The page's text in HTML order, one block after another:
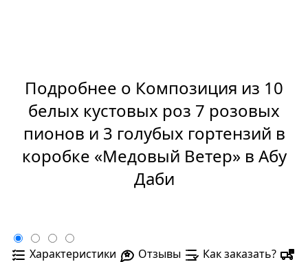
Подробнее о Композиция из 10
белых кустовых роз 7 розовых
пионов и 3 голубых гортензий в
коробке «Медовый Ветер» в Абу
Даби
Характеристики Отзывы
Как заказать?